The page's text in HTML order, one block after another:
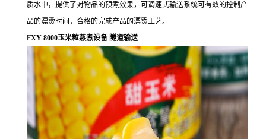
质水中，提供了对物品的预煮效果，可调速式输送系统可有效的控制产
品的漂烫时间，合格的完成产品的漂烫工艺。
FXY-8000玉米粒蒸煮设备 隧道输送